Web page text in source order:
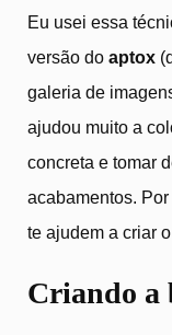
Eu usei essa
versão do aptox
galeria de
ajudou muito a
concreta e tomar
acabamentos.
te ajudem a criar
Criando a